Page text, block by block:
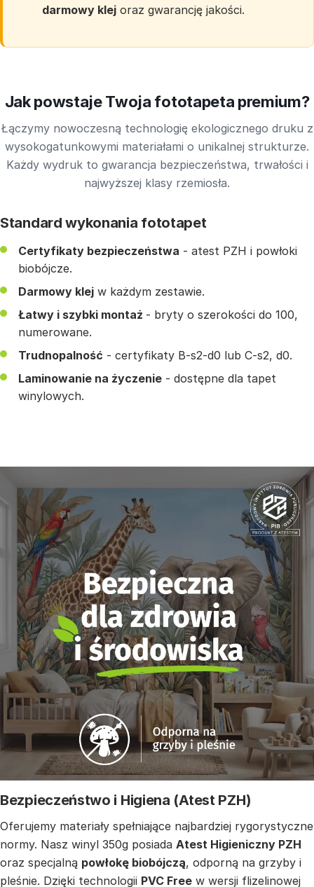
darmowy klej oraz gwarancję jakości.
Jak powstaje Twoja fototapeta premium?
Łączymy nowoczesną technologię ekologicznego druku z
wysokogatunkowymi materiałami o unikalnej strukturze.
Każdy wydruk to gwarancja bezpieczeństwa, trwałości i
najwyższej klasy rzemiosła.
Standard wykonania fototapet
Certyfikaty bezpieczeństwa - atest PZH i powłoki
biobójcze.
Darmowy klej w każdym zestawie.
Łatwy i szybki montaż - bryty o szerokości do 100,
numerowane.
Trudnopalność - certyfikaty B-s2-d0 lub C-s2, d0.
Laminowanie na życzenie - dostępne dla tapet
winylowych.
Bezpieczeństwo i Higiena (Atest PZH)
Oferujemy materiały spełniające najbardziej rygorystyczne
normy. Nasz winyl 350g posiada Atest Higieniczny PZH
oraz specjalną powłokę biobójczą, odporną na grzyby i
pleśnie. Dzięki technologii PVC Free w wersji flizelinowej